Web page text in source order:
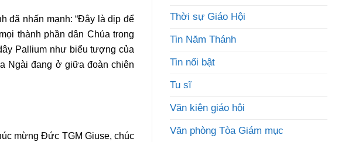
đã nhấn mạnh: “Đây là dịp để
thành phần dân Chúa trong
Pallium như biểu tượng của
Ngài đang ở giữa đoàn chiên
mừng Đức TGM Giuse, chúc
Thời sự Giáo Hội
Tin Năm Thánh
Tin nổi bật
Tu sĩ
Văn kiện giáo hội
Văn phòng Tòa Giám mục